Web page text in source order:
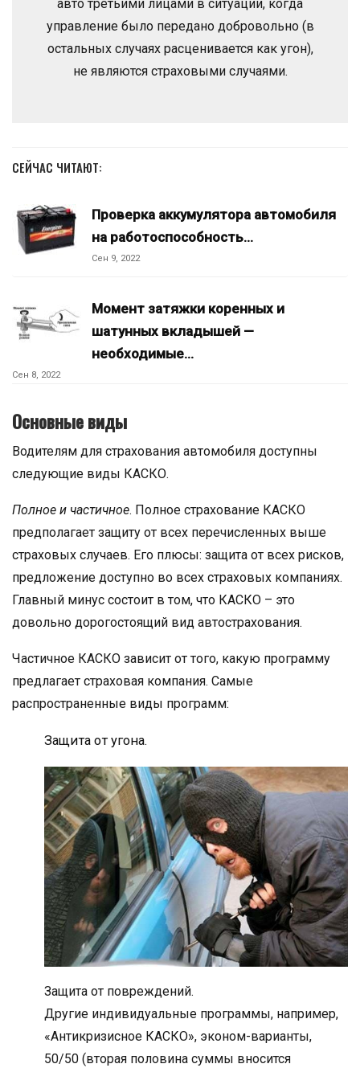
авто третьими лицами в ситуации, когда
управление было передано добровольно (в
остальных случаях расценивается как угон),
не являются страховыми случаями.
СЕЙЧАС ЧИТАЮТ:
Проверка аккумулятора автомобиля
на работоспособность…
Сен 9, 2022
Момент затяжки коренных и
шатунных вкладышей —
необходимые…
Сен 8, 2022
Основные виды
Водителям для страхования автомобиля доступны
следующие виды КАСКО.
Полное и частичное. Полное страхование КАСКО
предполагает защиту от всех перечисленных выше
страховых случаев. Его плюсы: защита от всех рисков,
предложение доступно во всех страховых компаниях.
Главный минус состоит в том, что КАСКО – это
довольно дорогостоящий вид автострахования.
Частичное КАСКО зависит от того, какую программу
предлагает страховая компания. Самые
распространенные виды программ:
Защита от угона.
Защита от повреждений.
Другие индивидуальные программы, например,
«Антикризисное КАСКО», эконом-варианты,
50/50 (вторая половина суммы вносится